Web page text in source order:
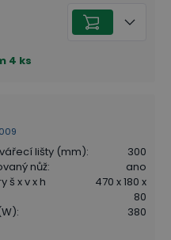
4 ks
lišty (mm):
300
nůž:
ano
š x v x h
470 x 180 x
80
: 380